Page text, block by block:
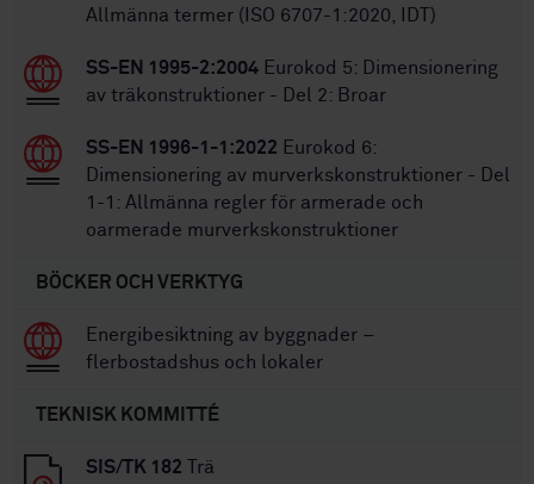
Allmänna termer (ISO 6707-1:2020, IDT)
SS-EN 1995-2:2004 Eurokod 5: Dimensionering
av träkonstruktioner - Del 2: Broar
SS-EN 1996-1-1:2022 Eurokod 6:
Dimensionering av murverkskonstruktioner - Del
1-1: Allmänna regler för armerade och
oarmerade murverkskonstruktioner
BÖCKER OCH VERKTYG
Energibesiktning av byggnader –
flerbostadshus och lokaler
TEKNISK KOMMITTÉ
SIS/TK 182 Trä